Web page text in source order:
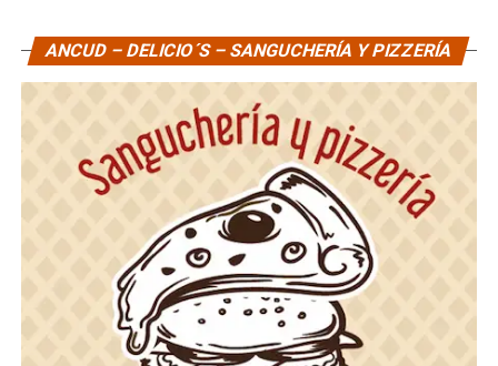
ANCUD – DELICIO´S – SANGUCHERÍA Y PIZZERÍA